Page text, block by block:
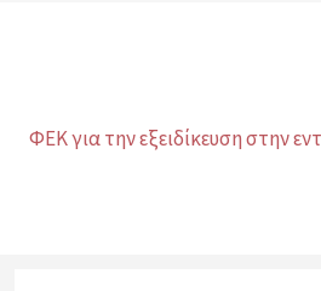
ΦΕΚ για την εξειδίκευση στην